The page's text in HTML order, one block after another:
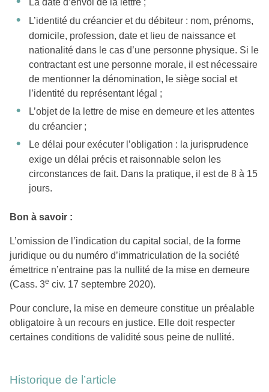
La date d’envoi de la lettre ;
L’identité du créancier et du débiteur : nom, prénoms,
domicile, profession, date et lieu de naissance et
nationalité dans le cas d’une personne physique. Si le
contractant est une personne morale, il est nécessaire
de mentionner la dénomination, le siège social et
l’identité du représentant légal ;
L’objet de la lettre de mise en demeure et les attentes
du créancier ;
Le délai pour exécuter l’obligation : la jurisprudence
exige un délai précis et raisonnable selon les
circonstances de fait. Dans la pratique, il est de 8 à 15
jours.
Bon à savoir :
L’omission de l’indication du capital social, de la forme
juridique ou du numéro d’immatriculation de la société
émettrice n’entraine pas la nullité de la mise en demeure
(Cass. 3e civ. 17 septembre 2020).
Pour conclure, la mise en demeure constitue un préalable
obligatoire à un recours en justice. Elle doit respecter
certaines conditions de validité sous peine de nullité.
Historique de l’article